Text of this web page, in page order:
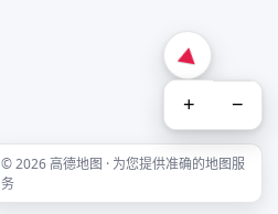
+ −
© 2026 高德地图 · 为您提供准确的地图服
务